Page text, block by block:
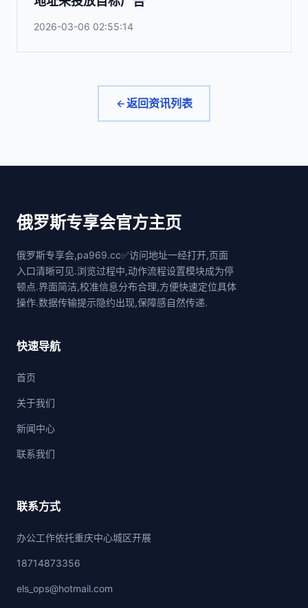
2026-03-06 02:55:14
返回资讯列表
俄罗斯专享会官方主页
俄罗斯专享会,pa969.cc✅访问地址一经打开,页面
入口清晰可见.浏览过程中,动作流程设置模块成为停
顿点.界面简洁,校准信息分布合理,方便快速定位具体
操作.数据传输提示隐约出现,保障感自然传递.
快速导航
首页
关于我们
新闻中心
联系我们
联系方式
办公工作依托重庆中心城区开展
18714873356
els_ops@hotmail.com